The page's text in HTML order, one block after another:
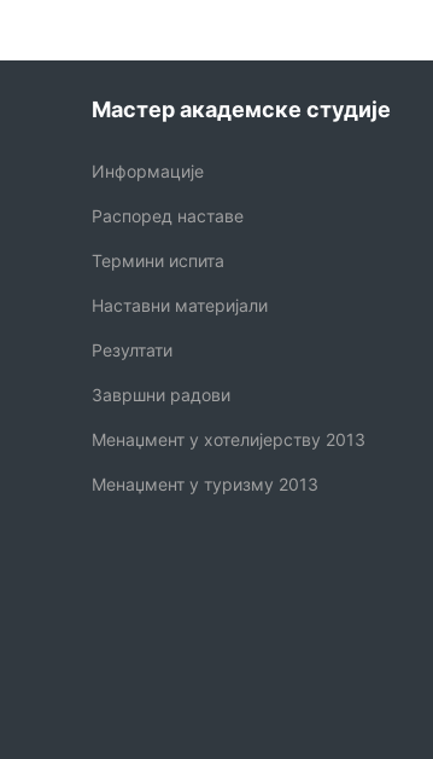
Мастер академске студије
Информације
Распоред наставе
Термини испита
Наставни материјали
Резултати
Завршни радови
Менаџмент у хотелијерству 2013
Менаџмент у туризму 2013